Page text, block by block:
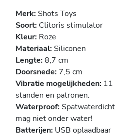
Merk: Shots Toys
Soort: Clitoris stimulator
Kleur: Roze
Materiaal: Siliconen
Lengte:8,7 cm
Doorsnede: 7,5 cm
Vibratie mogelijkheden:
standen en patronen.
Waterproof:
mag niet onder water!
Batterijen: USB oplaadbaar